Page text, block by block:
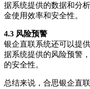
据系统提供的数据和分
金使用效率和安全性。
4.3 风险预警
银企直联系统还可以提
据系统提供的风险预警
的安全性。
总结来说，合思银企直